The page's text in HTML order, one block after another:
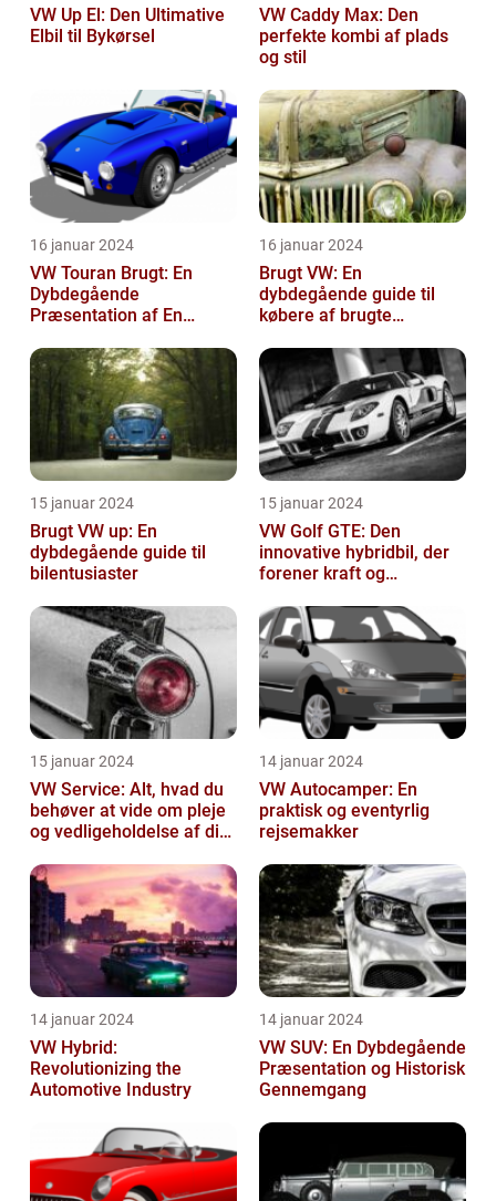
VW Up El: Den Ultimative
Elbil til Bykørsel
VW Caddy Max: Den
perfekte kombi af plads
og stil
16 januar 2024
VW Touran Brugt: En
Dybdegående
Præsentation af En
16 januar 2024
Brugt VW: En
dybdegående guide til
købere af brugte
15 januar 2024
Brugt VW up: En
dybdegående guide til
bilentusiaster
15 januar 2024
VW Golf GTE: Den
innovative hybridbil, der
forener kraft og
15 januar 2024
VW Service: Alt, hvad du
behøver at vide om pleje
og vedligeholdelse af din
14 januar 2024
VW Autocamper: En
praktisk og eventyrlig
rejsemakker
14 januar 2024
VW Hybrid:
Revolutionizing the
Automotive Industry
14 januar 2024
VW SUV: En Dybdegående
Præsentation og Historisk
Gennemgang